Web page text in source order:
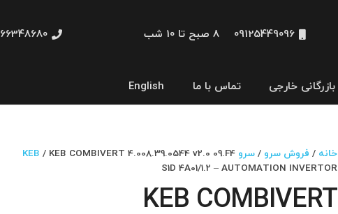
09125449096 8 صبح تا 10 شب 66348680 – 66348660
بازرگانی خارجی تماس با ما English
خانه / فروش سرو / سرو KEB / KEB COMBIVERT 4.008.39.0544 v2.0 09.F4
S1D 4A01/1.2 – AUTOMATION INVERTOR
KEB COMBIVERT